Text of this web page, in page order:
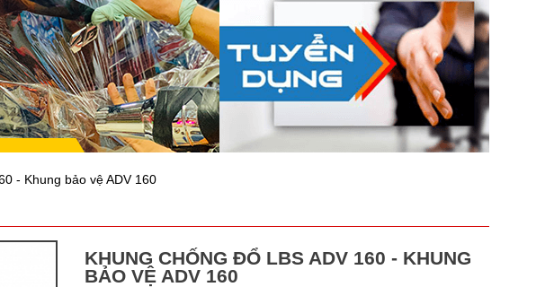
- Khung bảo vệ ADV 160
KHUNG CHỐNG ĐỔ LBS ADV 160 - KHUNG
BẢO VỆ ADV 160